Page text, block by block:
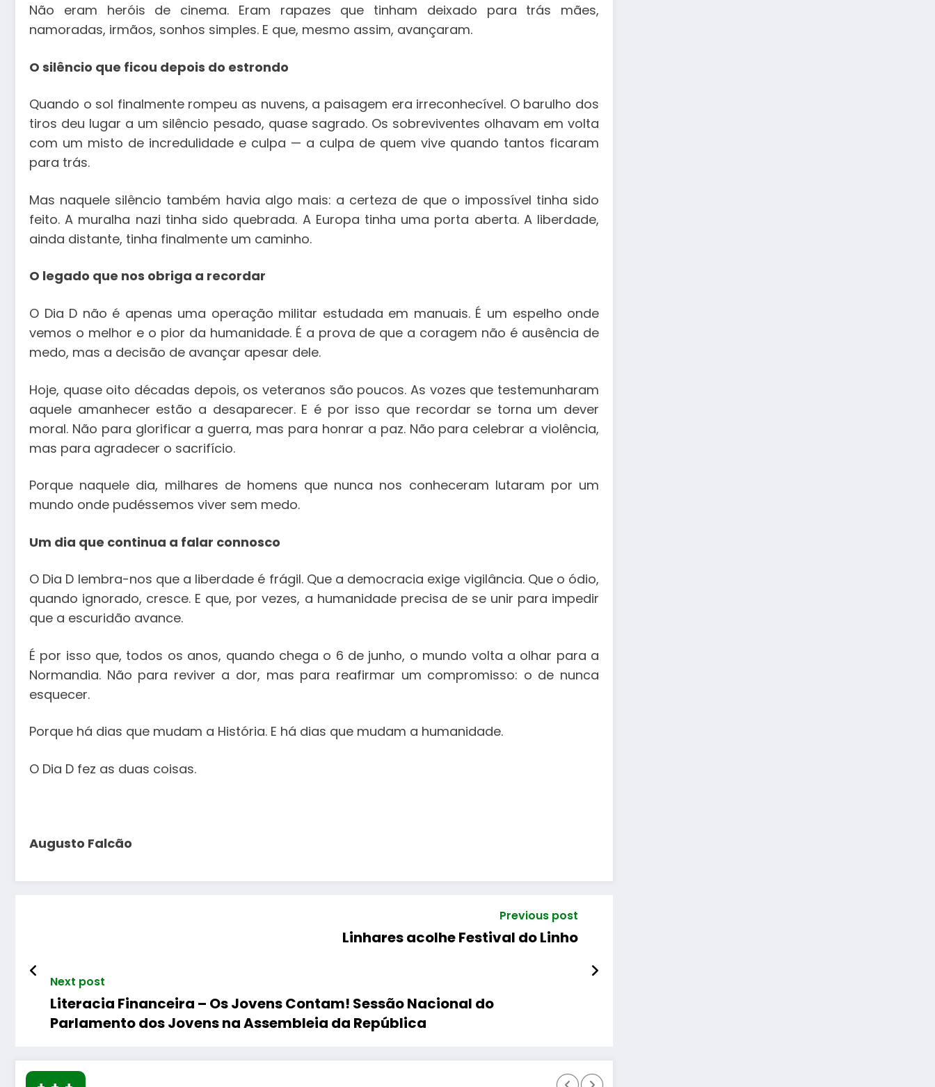
Não eram heróis de cinema. Eram rapazes que tinham deixado para trás mães,
namoradas, irmãos, sonhos simples. E que, mesmo assim, avançaram.
O silêncio que ficou depois do estrondo
Quando o sol finalmente rompeu as nuvens, a paisagem era irreconhecível. O barulho dos
tiros deu lugar a um silêncio pesado, quase sagrado. Os sobreviventes olhavam em volta
com um misto de incredulidade e culpa — a culpa de quem vive quando tantos ficaram
para trás.
Mas naquele silêncio também havia algo mais: a certeza de que o impossível tinha sido
feito. A muralha nazi tinha sido quebrada. A Europa tinha uma porta aberta. A liberdade,
ainda distante, tinha finalmente um caminho.
O legado que nos obriga a recordar
O Dia D não é apenas uma operação militar estudada em manuais. É um espelho onde
vemos o melhor e o pior da humanidade. É a prova de que a coragem não é ausência de
medo, mas a decisão de avançar apesar dele.
Hoje, quase oito décadas depois, os veteranos são poucos. As vozes que testemunharam
aquele amanhecer estão a desaparecer. E é por isso que recordar se torna um dever
moral. Não para glorificar a guerra, mas para honrar a paz. Não para celebrar a violência,
mas para agradecer o sacrifício.
Porque naquele dia, milhares de homens que nunca nos conheceram lutaram por um
mundo onde pudéssemos viver sem medo.
Um dia que continua a falar connosco
O Dia D lembra-nos que a liberdade é frágil. Que a democracia exige vigilância. Que o ódio,
quando ignorado, cresce. E que, por vezes, a humanidade precisa de se unir para impedir
que a escuridão avance.
É por isso que, todos os anos, quando chega o 6 de junho, o mundo volta a olhar para a
Normandia. Não para reviver a dor, mas para reafirmar um compromisso: o de nunca
esquecer.
Porque há dias que mudam a História. E há dias que mudam a humanidade.
O Dia D fez as duas coisas.
Augusto Falcão
Previous post
Linhares acolhe Festival do Linho
Next post
Literacia Financeira – Os Jovens Contam! Sessão Nacional do
Parlamento dos Jovens na Assembleia da República